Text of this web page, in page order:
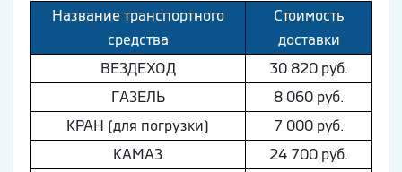
Название транспортного
средства
Стоимость
доставки
ВEЗДEХОД
30 820 руб.
ГAЗEЛЬ
8 060 руб.
КРАН (для погрузки)
7 000 руб.
КAМAЗ
24 700 руб.